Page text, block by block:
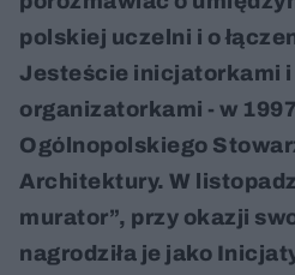
polskiej uczelni i o
Jesteście inicjatorkami
organizatorkami - w
Ogólnopolskiego
Architektury. W
murator”, przy okazji
nagrodziła je jako